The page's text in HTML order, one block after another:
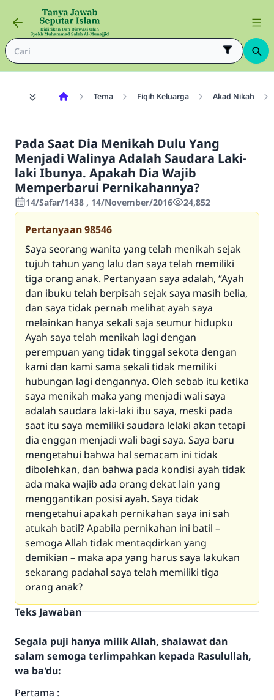
Tema Fiqih Keluarga Akad Nikah
Pada Saat Dia Menikah Dulu Yang
Menjadi Walinya Adalah Saudara Laki-
laki Ibunya. Apakah Dia Wajib
Memperbarui Pernikahannya?
14/Safar/1438 , 14/November/2016 24,852
Pertanyaan98546
Saya seorang wanita yang telah menikah sejak
tujuh tahun yang lalu dan saya telah memiliki
tiga orang anak. Pertanyaan saya adalah, “Ayah
dan ibuku telah berpisah sejak saya masih belia,
dan saya tidak pernah melihat ayah saya
melainkan hanya sekali saja seumur hidupku
Ayah saya telah menikah lagi dengan
perempuan yang tidak tinggal sekota dengan
kami dan kami sama sekali tidak memiliki
hubungan lagi dengannya. Oleh sebab itu ketika
saya menikah maka yang menjadi wali saya
adalah saudara laki-laki ibu saya, meski pada
saat itu saya memiliki saudara lelaki akan tetapi
dia enggan menjadi wali bagi saya. Saya baru
mengetahui bahwa hal semacam ini tidak
dibolehkan, dan bahwa pada kondisi ayah tidak
ada maka wajib ada orang dekat lain yang
menggantikan posisi ayah. Saya tidak
mengetahui apakah pernikahan saya ini sah
atukah batil? Apabila pernikahan ini batil –
semoga Allah tidak mentaqdirkan yang
demikian – maka apa yang harus saya lakukan
sekarang padahal saya telah memiliki tiga
orang anak?
Teks Jawaban
Segala puji hanya milik Allah, shalawat dan
salam semoga terlimpahkan kepada Rasulullah,
wa ba'du:
Pertama :